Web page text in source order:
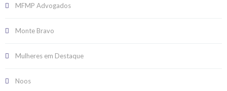
MFMP Advogados
Monte Bravo
Mulheres em Destaque
Noos